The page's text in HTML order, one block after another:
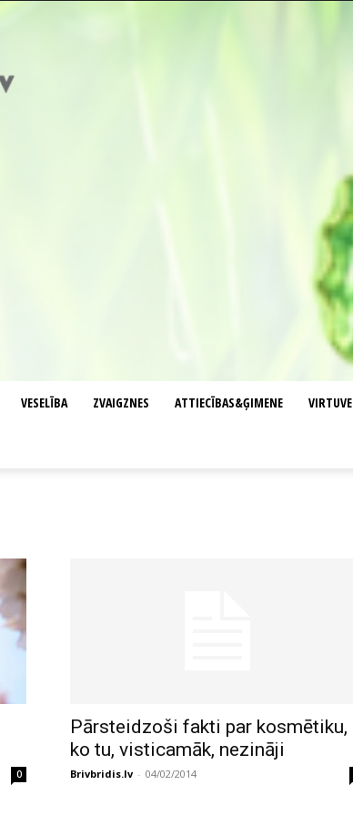
VESELĪBA ZVAIGZNES ATTIECĪBAS&ĢIMENE VIRTUVE
0
Pārsteidzoši fakti par kosmētiku,
ko tu, visticamāk, nezināji
Brivbridis.lv - 04/02/2014